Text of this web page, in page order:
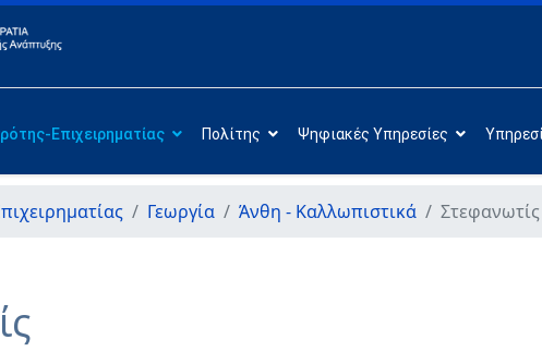
Επιχειρηματίας Πολίτης Ψηφιακές Υπηρεσίες
Γεωργία Άνθη - Καλλωπιστικά Στεφανωτίς